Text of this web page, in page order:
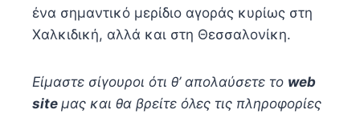
ένα σημαντικό μερίδιο αγοράς κυρίως στη
Χαλκιδική, αλλά και στη Θεσσαλονίκη.
Είμαστε σίγουροι ότι θ’ απολαύσετε το web
site μας και θα βρείτε όλες τις πληροφορίες